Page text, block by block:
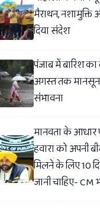
मैराथन,
दिया संदेश
पंजाब में बारिश का
अगस्त तक मानसून
संभावना
मानवता के आधार
हवारा को अपनी
मिलने के लिए 10
जानी चाहिए-